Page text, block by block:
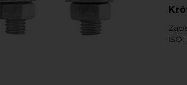
ISO: